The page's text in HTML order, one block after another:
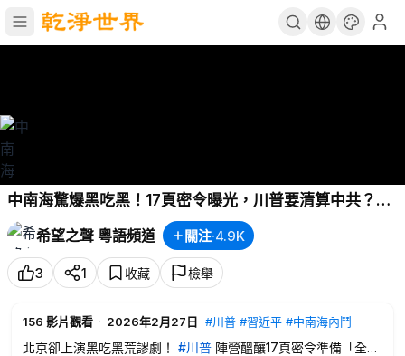
中南海驚爆黑吃黑！17頁密令曝光，川普要清算中共？
【兩岸三地】
希望之聲 粵語頻道
關注·4.9K
3 1 收藏 檢舉
156 影片觀看 · 2026年2月27日 #川普 #習近平 #中南海內鬥
北京卻上演黑吃黑荒謬劇！ #川普 陣營醞釀17頁密令準備「全面